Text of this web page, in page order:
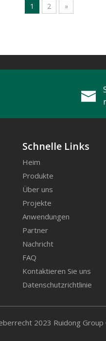
1 2 »
Schnelle Links
Heim
Produkte
Über uns
Projekte
Anwendungen
Partner
Nachricht
FAQ
Kontaktieren Sie uns
Datenschutzrichtlinie
2023 Ruidong Group